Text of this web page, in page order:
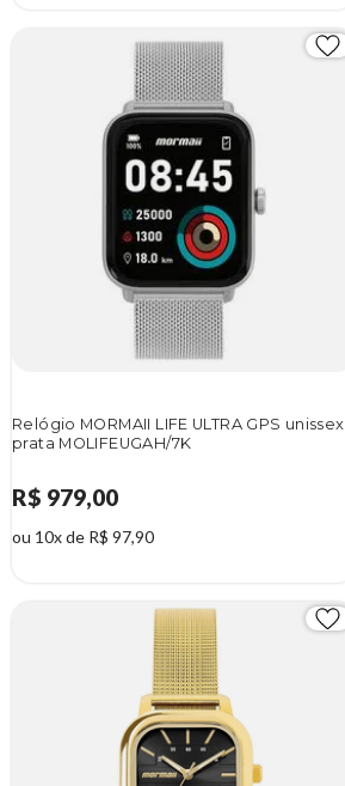
Relógio MORMAII LIFE ULTRA GPS unissex
prata MOLIFEUGAH/7K
R$ 979,00
ou 10x de R$ 97,90